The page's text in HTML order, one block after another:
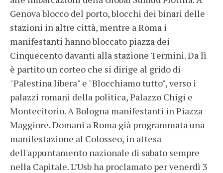
Genova blocco del porto, blocchi dei binari delle
stazioni in altre città, mentre a Roma i
manifestanti hanno bloccato piazza dei
Cinquecento davanti alla stazione Termini. Da lì
è partito un corteo che si dirige al grido di
"Palestina libera" e "Blocchiamo tutto", verso i
palazzi romani della politica, Palazzo Chigi e
Montecitorio. A Bologna manifestanti in Piazza
Maggiore. Domani a Roma già programmata una
manifestazione al Colosseo, in attesa
dell'appuntamento nazionale di sabato sempre
nella Capitale. L’Usb ha proclamato per venerdì 3